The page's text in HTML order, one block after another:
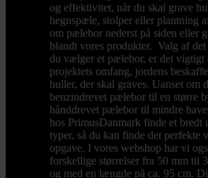
og effektivitet, når du skal grave
hegnspæle, stolper eller plantning
om pælebor nederst på siden eller
blandt vores produkter. Valg af
du vælger et pælebor, er det vigtigt
projektets omfang, jordens
huller, der skal graves. Uanset om
benzindrevet pælebor til en større
hånddrevet pælebor til mindre
hos PrimusDanmark finde et bredt
typer, så du kan finde det
opgave. I vores webshop har vi
forskellige størrelser fra 50 mm til
og med en længde på ca. 95 cm.